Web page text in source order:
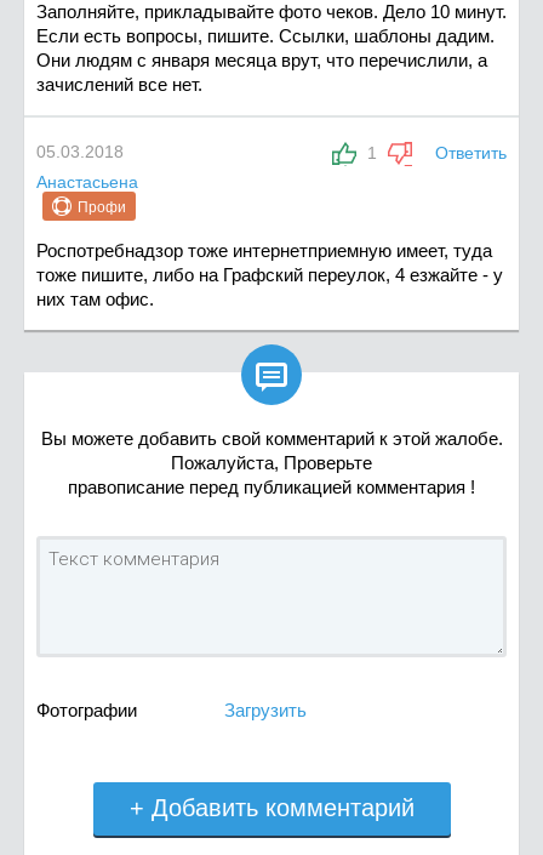
Заполняйте, прикладывайте фото чеков. Дело 10 минут.
Если есть вопросы, пишите. Ссылки, шаблоны дадим.
Они людям с января месяца врут, что перечислили, а
зачислений все нет.
1 Ответить
05.03.2018
Анастасьена
Профи
Роспотребнадзор тоже интернетприемную имеет, туда
тоже пишите, либо на Графский переулок, 4 езжайте - у
них там офис.

Вы можете добавить свой комментарий к этой жалобе.
Пожалуйста, Проверьте
правописание перед публикацией комментария !
Фотографии Загрузить
+ Добавить комментарий